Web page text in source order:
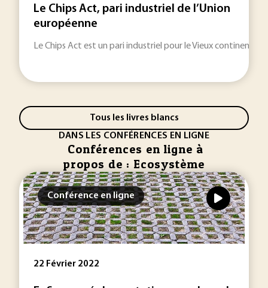
Le Chips Act, pari industriel de l’Union
européenne
Le Chips Act est un pari industriel pour le Vieux continent.
Tous les livres blancs
DANS LES CONFÉRENCES EN LIGNE
Conférences en ligne à
propos de : Ecosystème
Conférence en ligne
22 Février 2022